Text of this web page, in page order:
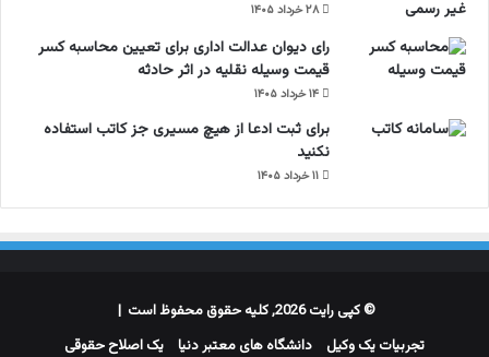
۲۸ خرداد ۱۴۰۵
رای دیوان عدالت اداری برای تعیین محاسبه کسر
قیمت وسیله نقلیه در اثر حادثه
۱۴ خرداد ۱۴۰۵
برای ثبت ادعا از هیچ مسیری جز کاتب استفاده
نکنید
۱۱ خرداد ۱۴۰۵
© کپی رایت 2026, کلیه حقوق محفوظ است |
تجربیات یک وکیل
دانشگاه های معتبر دنیا یک اصلاح حقوقی